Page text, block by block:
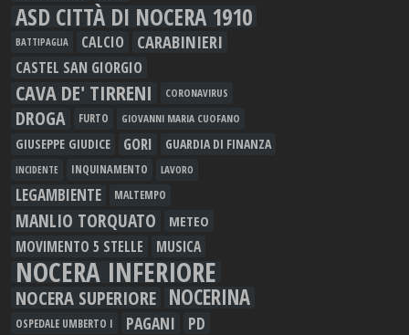
ASD CITTÀ DI NOCERA 1910
BATTIPAGLIA CALCIO CARABINIERI
CASTEL SAN GIORGIO
CAVA DE' TIRRENI CORONAVIRUS
DROGA FURTO GIOVANNI MARIA CUOFANO
GIUSEPPE GIUDICE GORI GUARDIA DI FINANZA
INCIDENTE INQUINAMENTO LAVORO
LEGAMBIENTE MALTEMPO
MANLIO TORQUATO METEO
MOVIMENTO 5 STELLE MUSICA
NOCERA INFERIORE
NOCERA SUPERIORE NOCERINA
OSPEDALE UMBERTO I PAGANI PD